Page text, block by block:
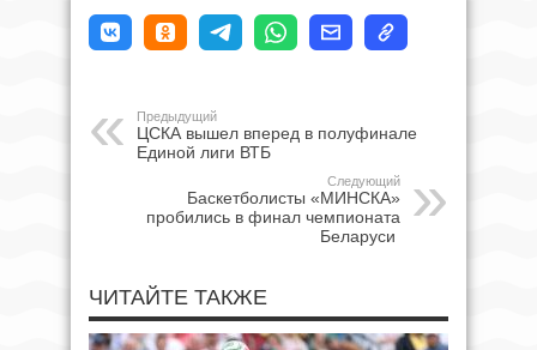
Предыдущий
ЦСКА вышел вперед в полуфинале
Единой лиги ВТБ
Следующий
Баскетболисты «МИНСКА»
пробились в финал чемпионата
Беларуси
ЧИТАЙТЕ ТАКЖЕ